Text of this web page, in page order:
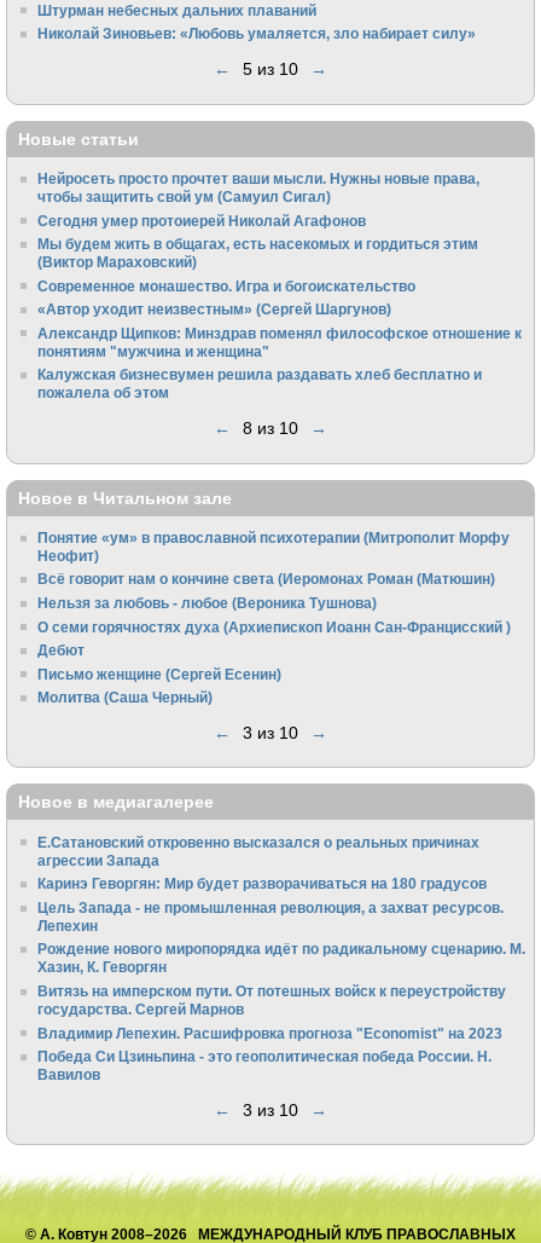
Штурман небесных дальних плаваний
Николай Зиновьев: «Любовь умаляется, зло набирает силу»
← 5 из 10 →
Новые статьи
Нейросеть просто прочтет ваши мысли. Нужны новые права,
чтобы защитить свой ум (Самуил Сигал)
Сегодня умер протоиерей Николай Агафонов
Мы будем жить в общагах, есть насекомых и гордиться этим
(Виктор Мараховский)
Cовременное монашество. Игра и богоискательство
«Автор уходит неизвестным» (Сергей Шаргунов)
Александр Щипков: Минздрав поменял философское отношение к
понятиям "мужчина и женщина"
Калужская бизнесвумен решила раздавать хлеб бесплатно и
пожалела об этом
← 8 из 10 →
Новое в Читальном зале
Понятие «ум» в православной психотерапии (Митрополит Морфу
Неофит)
Всё говорит нам о кончине света (Иеромонах Роман (Матюшин)
Нельзя за любовь - любое (Вероника Тушнова)
О семи горячностях духа (Архиепископ Иоанн Сан-Францисский )
Дебют
Письмо женщине (Сергей Есенин)
Молитва (Саша Черный)
← 3 из 10 →
Новое в медиагалерее
Е.Сатановский откровенно высказался о реальных причинах
агрессии Запада
Каринэ Геворгян: Мир будет разворачиваться на 180 градусов
Цель Запада - не промышленная революция, а захват ресурсов.
Лепехин
Рождение нового миропорядка идёт по радикальному сценарию. М.
Хазин, К. Геворгян
Витязь на имперском пути. От потешных войск к переустройству
государства. Сергей Марнов
Владимир Лепехин. Расшифровка прогноза "Economist" на 2023
Победа Си Цзиньпина - это геополитическая победа России. Н.
Вавилов
← 3 из 10 →
© А. Ковтун 2008–2026 МЕЖДУНАРОДНЫЙ КЛУБ ПРАВОСЛАВНЫХ